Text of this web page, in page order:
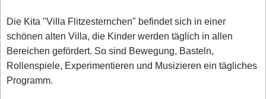
Die Kita "Villa Flitzesternchen" befindet sich in einer
schönen alten Villa, die Kinder werden täglich in allen
Bereichen gefördert. So sind Bewegung, Basteln,
Rollenspiele, Experimentieren und Musizieren ein tägliches
Programm.